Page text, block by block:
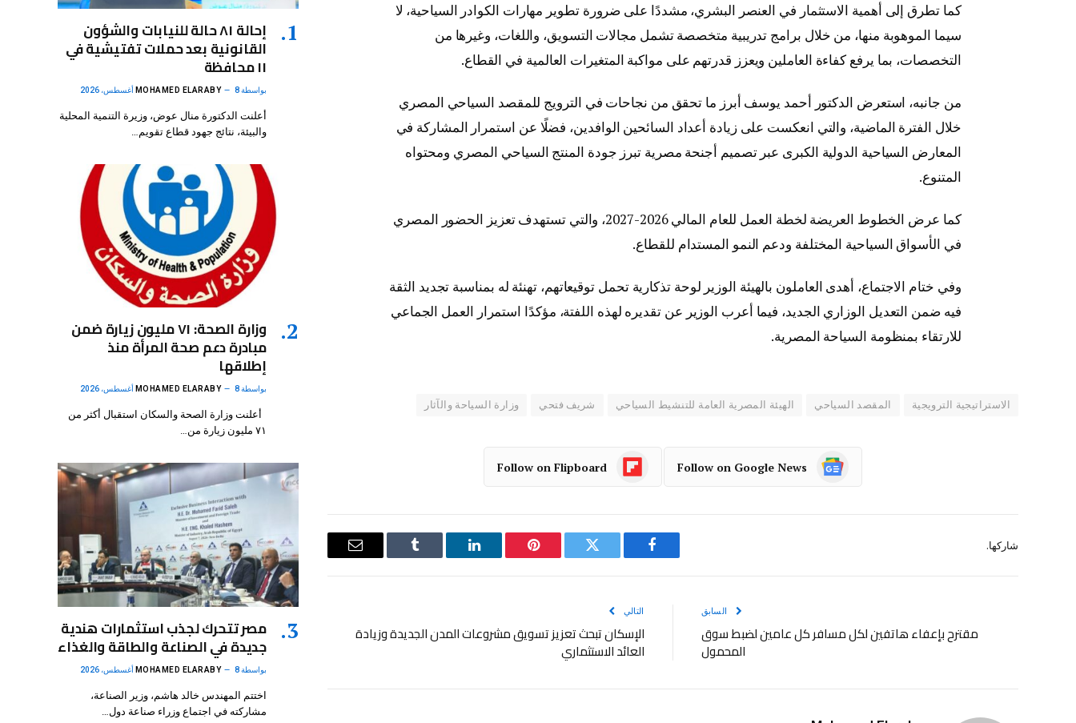
كما تطرق إلى أهمية الاستثمار في العنصر البشري، مشددًا على ضرورة تطوير مهارات الكوادر السياحية، لا
سيما الموهوبة منها، من خلال برامج تدريبية متخصصة تشمل مجالات التسويق، واللغات، وغيرها من
التخصصات، بما يرفع كفاءة العاملين ويعزز قدرتهم على مواكبة المتغيرات العالمية في القطاع.
من جانبه، استعرض الدكتور أحمد يوسف أبرز ما تحقق من نجاحات في الترويج للمقصد السياحي المصري
خلال الفترة الماضية، والتي انعكست على زيادة أعداد السائحين الوافدين، فضلًا عن استمرار المشاركة في
المعارض السياحية الدولية الكبرى عبر تصميم أجنحة مصرية تبرز جودة المنتج السياحي المصري ومحتواه
المتنوع.
كما عرض الخطوط العريضة لخطة العمل للعام المالي 2026-2027، والتي تستهدف تعزيز الحضور المصري
في الأسواق السياحية المختلفة ودعم النمو المستدام للقطاع.
وفي ختام الاجتماع، أهدى العاملون بالهيئة الوزير لوحة تذكارية تحمل توقيعاتهم، تهنئة له بمناسبة تجديد الثقة
فيه ضمن التعديل الوزاري الجديد، فيما أعرب الوزير عن تقديره لهذه اللفتة، مؤكدًا استمرار العمل الجماعي
للارتقاء بمنظومة السياحة المصرية.
الاستراتيجية الترويجية المقصد السياحي الهيئة المصرية العامة للتنشيط السياحي شريف فتحي وزارة السياحة والآثار
Follow on Google News
Follow on Flipboard
شاركها.
فيسبوك
تويتر بينتيريستلينكدإن Tumblr
البريد
السابق
مقترح بإعفاء هاتفين لكل مسافر كل عامين لضبط سوق
المحمول
التالي
الإسكان تبحث تعزيز تسويق مشروعات المدن الجديدة وزيادة
العائد الاستثماري
إحالة ٨١ حالة للنيابات والشؤون
القانونية بعد حملات تفتيشية في
١١ محافظة
بواسطة MOHAMED ELARABY 8 أغسطس، 2026
أعلنت الدكتورة منال عوض، وزيرة التنمية المحلية
والبيئة، نتائج جهود قطاع تقويم…
وزارة الصحة: ٧١ مليون زيارة ضمن
مبادرة دعم صحة المرأة منذ
إطلاقها
بواسطة MOHAMED ELARABY 8 أغسطس، 2026
أعلنت وزارة الصحة والسكان استقبال أكثر من
٧١ مليون زيارة من…
مصر تتحرك لجذب استثمارات هندية
جديدة في الصناعة والطاقة والغذاء
بواسطة MOHAMED ELARABY 8 أغسطس، 2026
اختتم المهندس خالد هاشم، وزير الصناعة،
مشاركته في اجتماع وزراء صناعة دول…